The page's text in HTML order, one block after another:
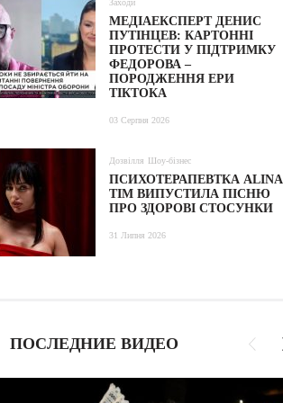
Заходи
МЕДІАЕКСПЕРТ ДЕНИС
ПУТІНЦЕВ: КАРТОННІ
ПРОТЕСТИ У ПІДТРИМКУ
ФЕДОРОВА –
ПОРОДЖЕННЯ ЕРИ
ТІКТОКА
03 Серпня 2026
Дозвілля Шоу-бізнес
ПСИХОТЕРАПЕВТКА ALINA
TIM ВИПУСТИЛА ПІСНЮ
ПРО ЗДОРОВІ СТОСУНКИ
31 Липня 2026
ПОСЛЕДНИЕ ВИДЕО